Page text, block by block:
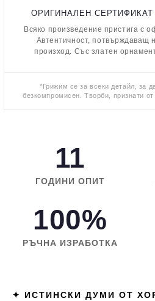
ОРИГИНАЛЕН
Всяко произведение пристига с
Автентичност, потвърждаващ
произход. Със златен
*Грижим се за всеки детайл, за
безкомпромисен. Творби, признати от
11
ГОДИНИ ОПИТ
100%
РЪЧНА ИЗРАБОТКА
✦ ИСТИНСКИ ДУМИ ОТ